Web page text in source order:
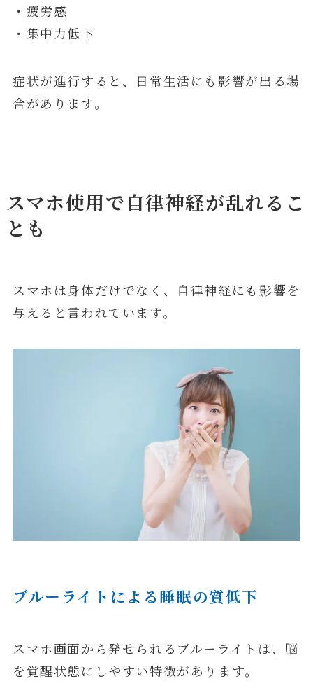
・疲労感
・集中力低下
症状が進行すると、日常生活にも影響が出る場
合があります。
スマホ使用で自律神経が乱れるこ
とも
スマホは身体だけでなく、自律神経にも影響を
与えると言われています。
ブルーライトによる睡眠の質低下
スマホ画面から発せられるブルーライトは、脳
を覚醒状態にしやすい特徴があります。